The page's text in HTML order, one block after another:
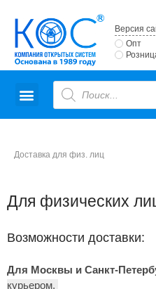
Версия
Опт
Доставка для физ. лиц
Для физических
Возможности доставки:
Для Москвы и Санкт-
курьером.